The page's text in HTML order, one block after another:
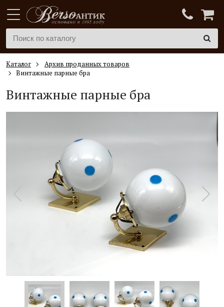
Каталог
Архив проданных товаров
Винтажные парные бра
Винтажные парные бра